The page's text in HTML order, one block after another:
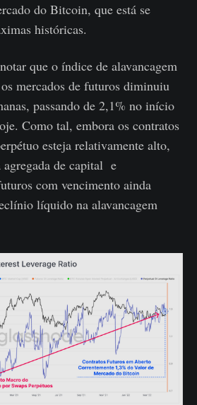
do Bitcoin, que está se
históricas.
que o índice de alavancagem
mercados de futuros diminuiu
passando de 2,1% no início
Como tal, embora os contratos
esteja relativamente alto,
agregada de capital e
com vencimento ainda
líquido na alavancagem